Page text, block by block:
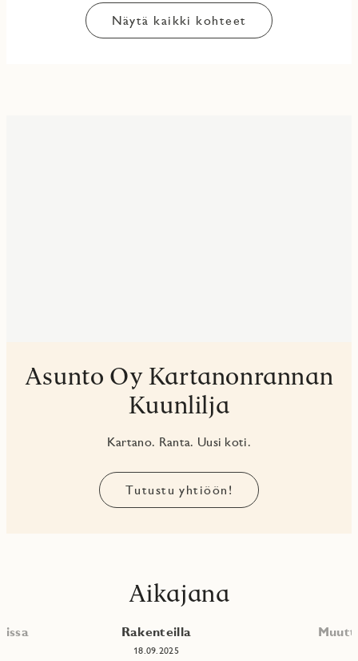
Näytä kaikki kohteet
Asunto Oy Kartanonrannan
Kuunlilja
Kartano. Ranta. Uusi koti.
Tutustu yhtiöön!
Aikajana
Rakenteilla
18.09.2025